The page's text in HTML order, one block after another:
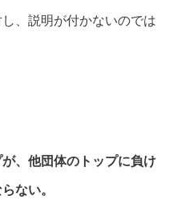
、説明が付かないのでは
、他団体のトップに負け
ない。